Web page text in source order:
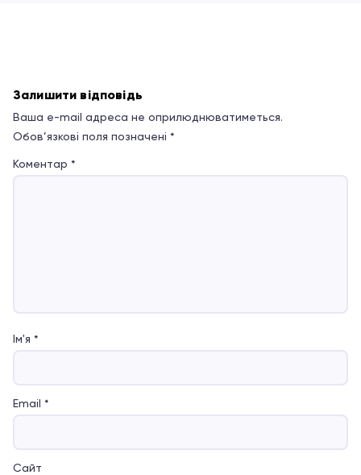
Залишити відповідь
Ваша e-mail адреса не оприлюднюватиметься.
Обов’язкові поля позначені *
Коментар *
Ім'я *
Email *
Сайт